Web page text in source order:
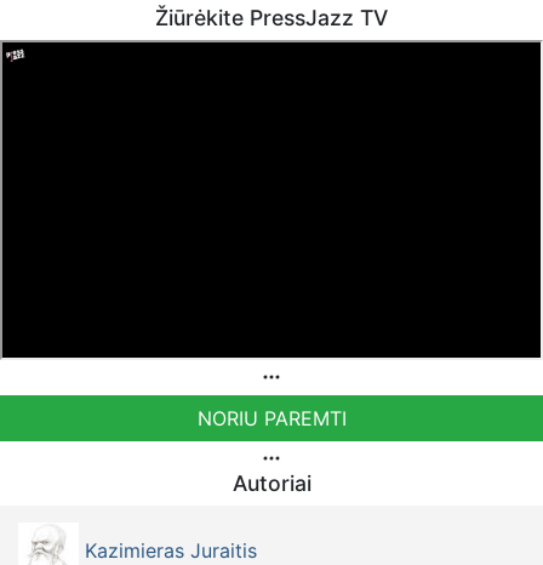
Žiūrėkite PressJazz TV
NORIU PAREMTI
Autoriai
Kazimieras Juraitis